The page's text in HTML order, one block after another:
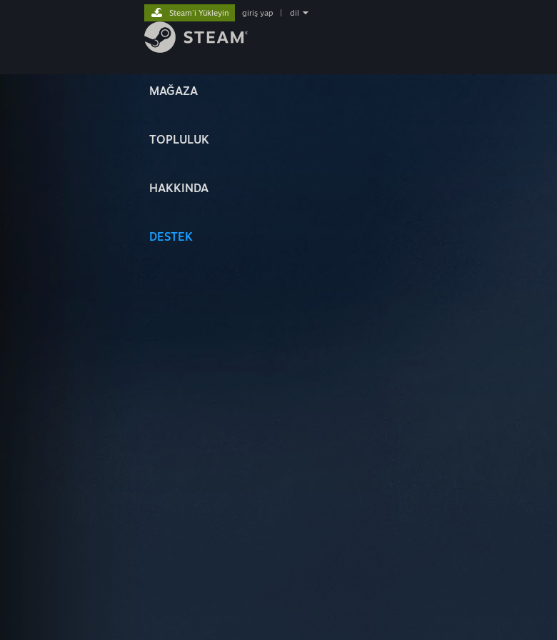
MAĞAZA
TOPLULUK
HAKKINDA
DESTEK
Steam'i Yükleyin giriş yap dil